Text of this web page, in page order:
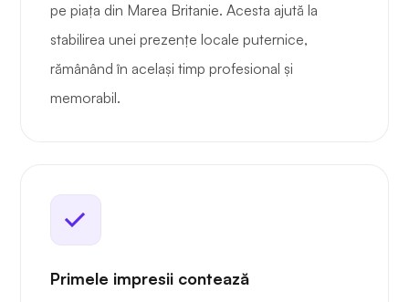
pe piața din Marea Britanie. Acesta ajută la
stabilirea unei prezențe locale puternice,
rămânând în același timp profesional și
memorabil.
Primele impresii contează